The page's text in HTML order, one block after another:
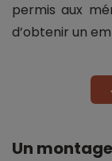
permis aux
d’obtenir un
Un